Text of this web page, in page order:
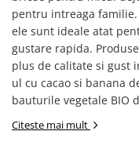
pentru intreaga
ele sunt ideale atat
gustare rapida.
plus de calitate si gust
ul cu cacao si banana
bauturile vegetale BIO
Citeste mai mult